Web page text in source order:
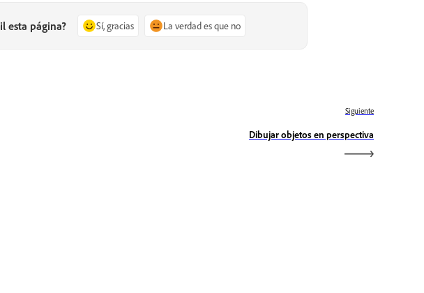
esta página? Sí, gracias La verdad es que no
Siguiente
Dibujar objetos en perspectiva